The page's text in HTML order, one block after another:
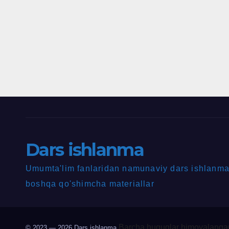
Dars ishlanma
Umumta'lim fanlaridan namunaviy dars
boshqa qo'shimcha materiallar
Barcha huquqlar